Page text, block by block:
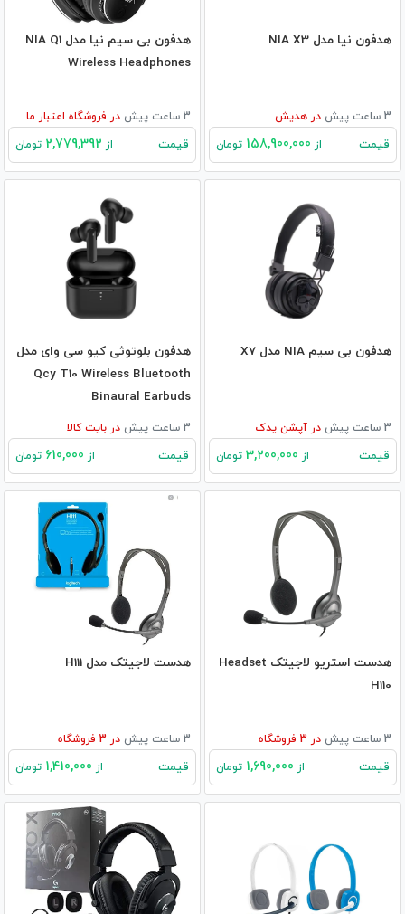
هدفون نیا مدل NIA X3
3 ساعت پیش در هدیش
قیمت از تومان
هدفون بی سیم نیا مدل NIA Q1
Wireless Headphones
3 ساعت پیش در فروشگاه اعتبار ما
قیمت از تومان
هدفون بی سیم NIA مدل X7
3 ساعت پیش در آپشن یدک
قیمت از تومان
هدفون بلوتوثی کیو سی وای مدل
Qcy T10 Wireless Bluetooth
Binaural Earbuds
3 ساعت پیش در بایت کالا
قیمت از تومان
هدست استریو لاجیتک Headset
H110
3 ساعت پیش در فروشگاه
قیمت از تومان
هدست لاجیتک مدل H111
3 ساعت پیش در فروشگاه
قیمت از تومان